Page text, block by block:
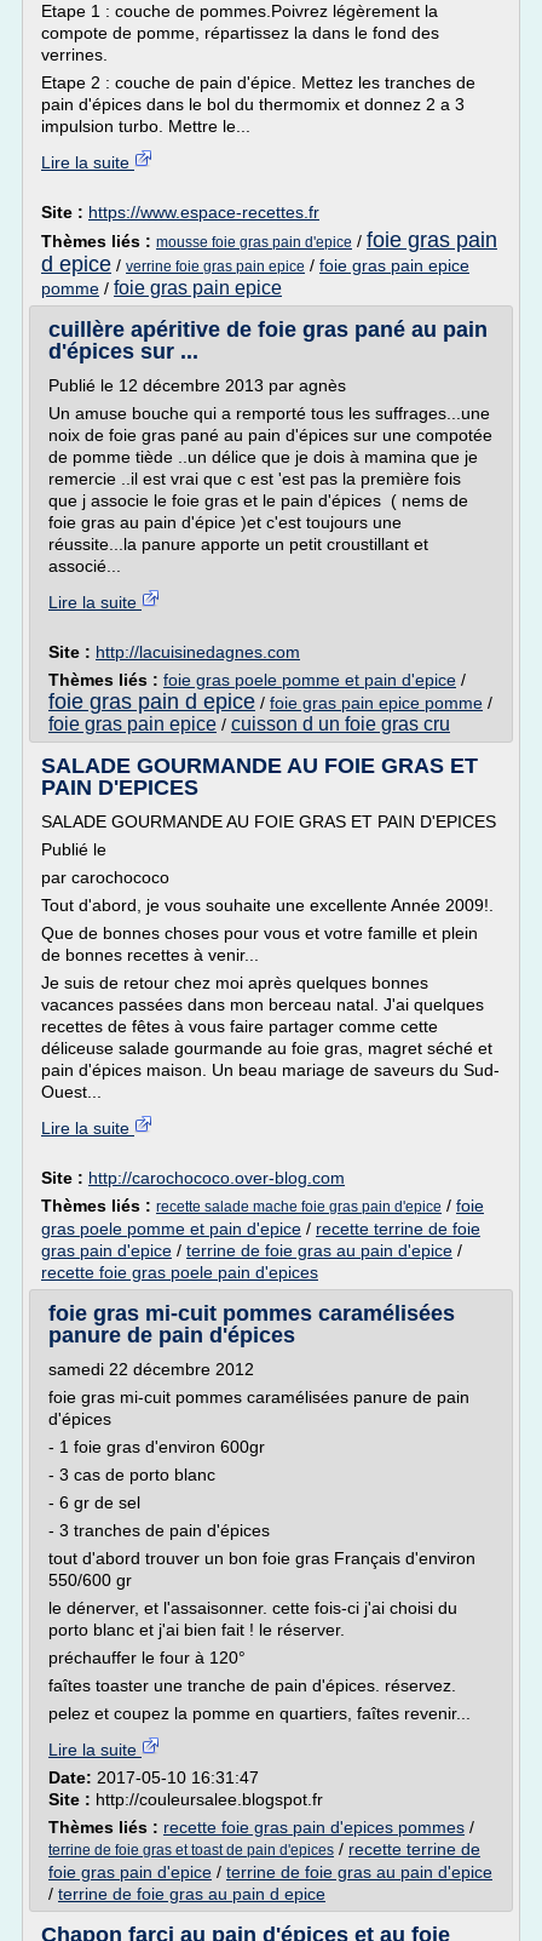
Etape 1 : couche de pommes.Poivrez légèrement la
compote de pomme, répartissez la dans le fond des
verrines.
Etape 2 : couche de pain d'épice. Mettez les tranches de
pain d'épices dans le bol du thermomix et donnez 2 a 3
impulsion turbo. Mettre le...
Lire la suite
Site : https://www.espace-recettes.fr
Thèmes liés : mousse foie gras pain d'epice / foie gras pain
d epice / verrine foie gras pain epice / foie gras pain epice
pomme / foie gras pain epice
cuillère apéritive de foie gras pané au pain
d'épices sur ...
Publié le 12 décembre 2013 par agnès
Un amuse bouche qui a remporté tous les suffrages...une
noix de foie gras pané au pain d'épices sur une compotée
de pomme tiède ..un délice que je dois à mamina que je
remercie ..il est vrai que c est 'est pas la première fois
que j associe le foie gras et le pain d'épices ( nems de
foie gras au pain d'épice )et c'est toujours une
réussite...la panure apporte un petit croustillant et
associé...
Lire la suite
Site : http://lacuisinedagnes.com
Thèmes liés : foie gras poele pomme et pain d'epice /
foie gras pain d epice / foie gras pain epice pomme /
foie gras pain epice / cuisson d un foie gras cru
SALADE GOURMANDE AU FOIE GRAS ET
PAIN D'EPICES
SALADE GOURMANDE AU FOIE GRAS ET PAIN D'EPICES
Publié le
par carochococo
Tout d'abord, je vous souhaite une excellente Année 2009!.
Que de bonnes choses pour vous et votre famille et plein
de bonnes recettes à venir...
Je suis de retour chez moi après quelques bonnes
vacances passées dans mon berceau natal. J'ai quelques
recettes de fêtes à vous faire partager comme cette
déliceuse salade gourmande au foie gras, magret séché et
pain d'épices maison. Un beau mariage de saveurs du Sud-
Ouest...
Lire la suite
Site : http://carochococo.over-blog.com
Thèmes liés : recette salade mache foie gras pain d'epice / foie
gras poele pomme et pain d'epice / recette terrine de foie
gras pain d'epice / terrine de foie gras au pain d'epice /
recette foie gras poele pain d'epices
foie gras mi-cuit pommes caramélisées
panure de pain d'épices
samedi 22 décembre 2012
foie gras mi-cuit pommes caramélisées panure de pain
d'épices
- 1 foie gras d'environ 600gr
- 3 cas de porto blanc
- 6 gr de sel
- 3 tranches de pain d'épices
tout d'abord trouver un bon foie gras Français d'environ
550/600 gr
le dénerver, et l'assaisonner. cette fois-ci j'ai choisi du
porto blanc et j'ai bien fait ! le réserver.
préchauffer le four à 120°
faîtes toaster une tranche de pain d'épices. réservez.
pelez et coupez la pomme en quartiers, faîtes revenir...
Lire la suite
Date: 2017-05-10 16:31:47
Site : http://couleursalee.blogspot.fr
Thèmes liés : recette foie gras pain d'epices pommes /
terrine de foie gras et toast de pain d'epices / recette terrine de
foie gras pain d'epice / terrine de foie gras au pain d'epice
/ terrine de foie gras au pain d epice
Chapon farci au pain d'épices et au foie